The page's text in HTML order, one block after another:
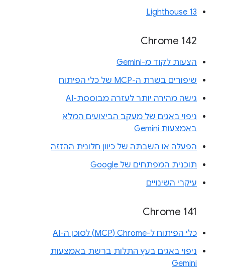
Lighthouse 13
Chrome 142
הצעות לקוד מ-Gemini
שיפורים בשרת ה-MCP של כלי הפיתוח
גישה מהירה יותר לעזרה מבוססת-AI
ניפוי באגים של מעקב הביצועים המלא
באמצעות Gemini
הפעלה או השבתה של כיוון חלונית ההזזה
תוכנית המפתחים של Google
עיקרי השינויים
Chrome 141
כלי הפיתוח ל-Chrome‏ (MCP) לסוכן ה-AI
ניפוי באגים בעץ התלות ברשת באמצעות
Gemini